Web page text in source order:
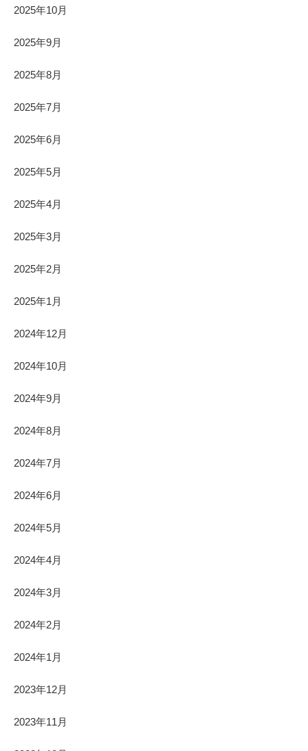
2025年10月
2025年9月
2025年8月
2025年7月
2025年6月
2025年5月
2025年4月
2025年3月
2025年2月
2025年1月
2024年12月
2024年10月
2024年9月
2024年8月
2024年7月
2024年6月
2024年5月
2024年4月
2024年3月
2024年2月
2024年1月
2023年12月
2023年11月